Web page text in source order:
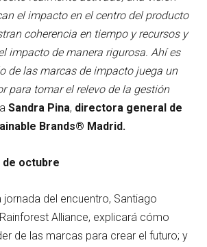
el impacto en el centro del producto
coherencia en tiempo y recursos y
impacto de manera rigurosa. Ahí es
de las marcas de impacto juega un
para tomar el relevo de la gestión
Sandra Pina, directora general de
Brands® Madrid.
de octubre
jornada del encuentro, Santiago
Alliance, explicará cómo
de las marcas para crear el futuro; y